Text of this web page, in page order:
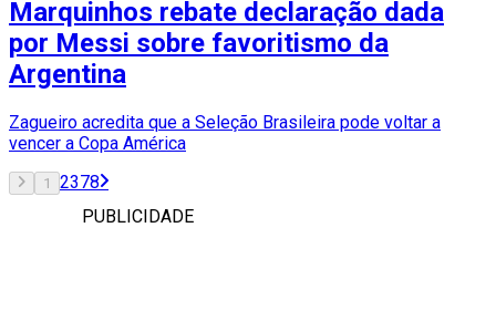
Marquinhos rebate declaração dada
por Messi sobre favoritismo da
Argentina
Zagueiro acredita que a Seleção Brasileira pode voltar a
vencer a Copa América
1 2378
PUBLICIDADE